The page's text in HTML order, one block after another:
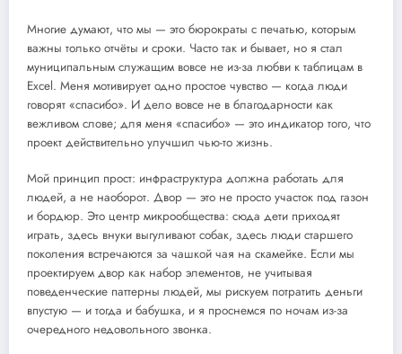
Многие думают, что мы — это бюрократы с печатью, которым
важны только отчёты и сроки. Часто так и бывает, но я стал
муниципальным служащим вовсе не из-за любви к таблицам в
Excel. Меня мотивирует одно простое чувство — когда люди
говорят «спасибо». И дело вовсе не в благодарности как
вежливом слове; для меня «спасибо» — это индикатор того, что
проект действительно улучшил чью-то жизнь.
Мой принцип прост: инфраструктура должна работать для
людей, а не наоборот. Двор — это не просто участок под газон
и бордюр. Это центр микрообщества: сюда дети приходят
играть, здесь внуки выгуливают собак, здесь люди старшего
поколения встречаются за чашкой чая на скамейке. Если мы
проектируем двор как набор элементов, не учитывая
поведенческие паттерны людей, мы рискуем потратить деньги
впустую — и тогда и бабушка, и я проснемся по ночам из-за
очередного недовольного звонка.